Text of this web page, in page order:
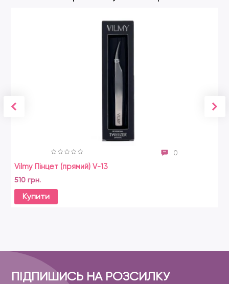
0
Vilmy Пінцет (прямий) V-13
510 грн.
Купити
ПІДПИШИСЬ НА РОЗСИЛКУ